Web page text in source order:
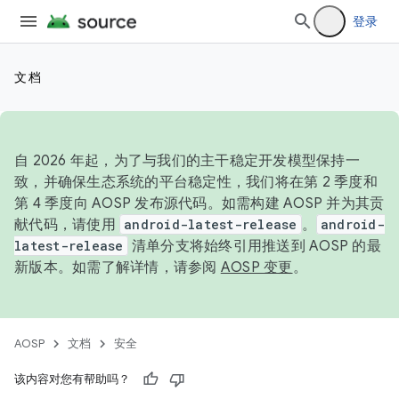
登录
文档
自 2026 年起，为了与我们的主干稳定开发模型保持一
致，并确保生态系统的平台稳定性，我们将在第 2 季度和
第 4 季度向 AOSP 发布源代码。如需构建 AOSP 并为其贡
献代码，请使用 android-latest-release 。
android-
latest-release 清单分支将始终引用推送到 AOSP 的最
新版本。如需了解详情，请参阅 AOSP 变更。
AOSP 文档 安全
该内容对您有帮助吗？